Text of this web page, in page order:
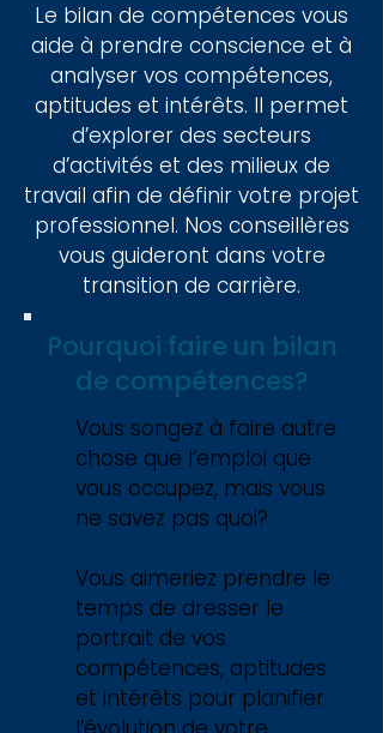
Le bilan de compétences vous
aide à prendre conscience et à
analyser vos compétences,
aptitudes et intérêts. Il permet
d’explorer des secteurs
d’activités et des milieux de
travail afin de définir votre projet
professionnel. Nos conseillères
vous guideront dans votre
transition de carrière.
Pourquoi faire un bilan
de compétences?
Vous songez à faire autre
chose que l’emploi que
vous occupez, mais vous
ne savez pas quoi?
Vous aimeriez prendre le
temps de dresser le
portrait de vos
compétences, aptitudes
et intérêts pour planifier